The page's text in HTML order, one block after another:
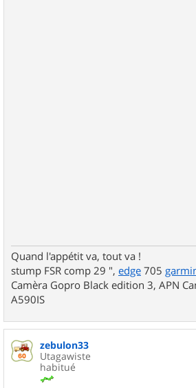
Quand l'appétit va, tout va !
stump FSR comp 29 ", edge 705
Camèra Gopro Black edition 3, APN
A590IS
zebulon33
Utagawiste
habitué